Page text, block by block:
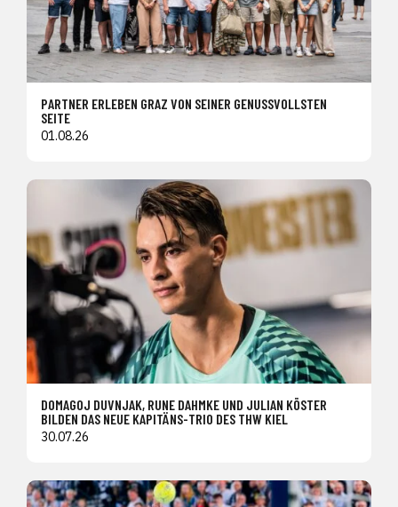
PARTNER ERLEBEN GRAZ VON SEINER GENUSSVOLLSTEN
SEITE
01.08.26
DOMAGOJ DUVNJAK, RUNE DAHMKE UND JULIAN KÖSTER
BILDEN DAS NEUE KAPITÄNS-TRIO DES THW KIEL
30.07.26